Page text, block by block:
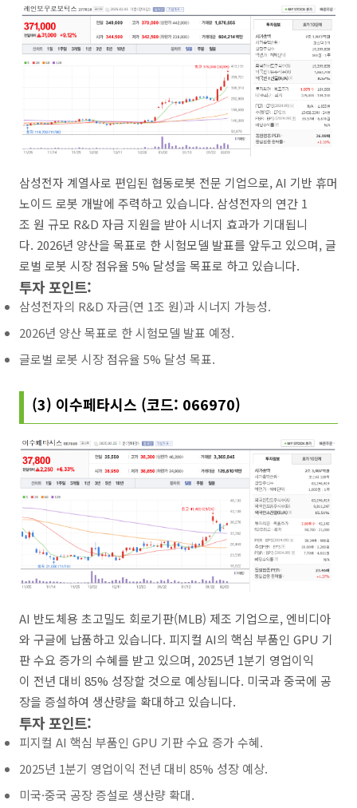
삼성전자 계열사로 편입된 협동로봇 전문 기업으로, AI 기반 휴머
노이드 로봇 개발에 주력하고 있습니다. 삼성전자의 연간 1
조 원 규모 R&D 자금 지원을 받아 시너지 효과가 기대됩니
다. 2026년 양산을 목표로 한 시험모델 발표를 앞두고 있으며, 글
로벌 로봇 시장 점유율 5% 달성을 목표로 하고 있습니다.
투자 포인트:
삼성전자의 R&D 자금(연 1조 원)과 시너지 가능성.
2026년 양산 목표로 한 시험모델 발표 예정.
글로벌 로봇 시장 점유율 5% 달성 목표.
(3) 이수페타시스 (코드: 066970)
AI 반도체용 초고밀도 회로기판(MLB) 제조 기업으로, 엔비디아
와 구글에 납품하고 있습니다. 피지컬 AI의 핵심 부품인 GPU 기
판 수요 증가의 수혜를 받고 있으며, 2025년 1분기 영업이익
이 전년 대비 85% 성장할 것으로 예상됩니다. 미국과 중국에 공
장을 증설하여 생산량을 확대하고 있습니다.
투자 포인트:
피지컬 AI 핵심 부품인 GPU 기판 수요 증가 수혜.
2025년 1분기 영업이익 전년 대비 85% 성장 예상.
미국·중국 공장 증설로 생산량 확대.